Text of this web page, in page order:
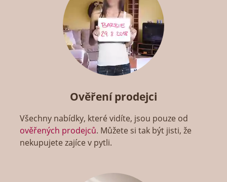
Ověření prodejci
Všechny nabídky, které vidíte, jsou pouze od
ověřených prodejců. Můžete si tak být jisti, že
nekupujete zajíce v pytli.